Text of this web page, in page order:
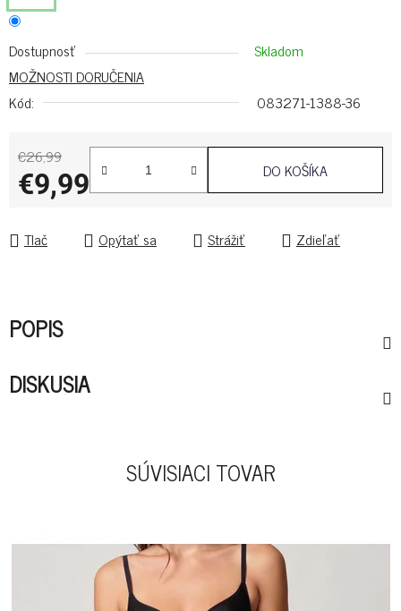
Dostupnosť
Skladom
MOŽNOSTI DORUČENIA
Kód:
083271-1388-36
€26,99
€9,99 DO KOŠÍKA
Tlač Opýtať sa Strážiť Zdieľať
POPIS
DISKUSIA
SÚVISIACI TOVAR